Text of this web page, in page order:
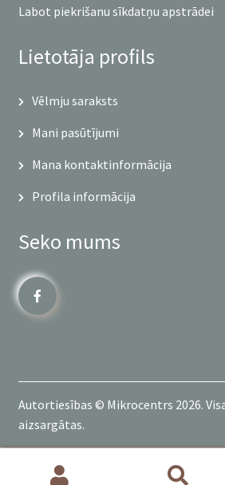
Labot piekrišanu sīkdatņu apstrādei
Lietotāja profils
Vēlmju saraksts
Mani pasūtījumi
Mana kontaktinformācija
Profila informācija
Seko mums
Autortiesības © Mikrocentrs 2026.
aizsargātas.
Products